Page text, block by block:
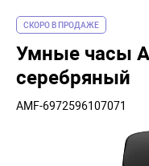
СКОРО В ПРОДАЖЕ
Умные часы
серебряный
AMF-6972596107071